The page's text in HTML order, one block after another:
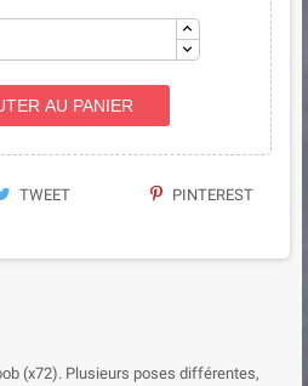
AU PANIER
TWEET PINTEREST
(x72). Plusieurs poses différentes,